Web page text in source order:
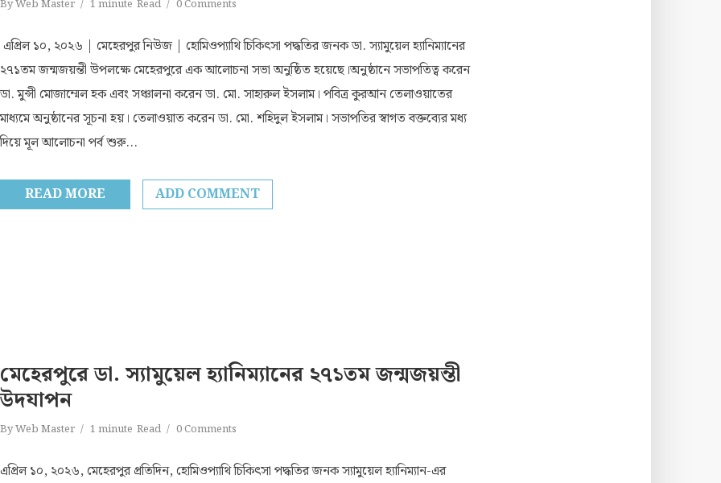
ByWeb Master 1 minute Read 0 Comments
এপ্রিল ১০, ২০২৬ | মেহেরপুর নিউজ | হোমিওপ্যাথি চিকিৎসা পদ্ধতির জনক ডা. স্যামুয়েল হ্যানিম্যানের
২৭১তম জন্মজয়ন্তী উপলক্ষে মেহেরপুরে এক আলোচনা সভা অনুষ্ঠিত হয়েছে।অনুষ্ঠানে সভাপতিত্ব করেন
ডা. মুন্সী মোজাম্মেল হক এবং সঞ্চালনা করেন ডা. মো. সাহারুল ইসলাম। পবিত্র কুরআন তেলাওয়াতের
মাধ্যমে অনুষ্ঠানের সূচনা হয়। তেলাওয়াত করেন ডা. মো. শহিদুল ইসলাম। সভাপতির স্বাগত বক্তব্যের মধ্য
দিয়ে মূল আলোচনা পর্ব শুরু...
READ MORE ADD COMMENT
মেহেরপুরে ডা. স্যামুয়েল হ্যানিম্যানের ২৭১তম জন্মজয়ন্তী
উদযাপন
ByWeb Master 1 minute Read 0 Comments
এপ্রিল ১০, ২০২৬, মেহেরপুর প্রতিদিন, হোমিওপ্যাথি চিকিৎসা পদ্ধতির জনক স্যামুয়েল হ্যানিম্যান-এর